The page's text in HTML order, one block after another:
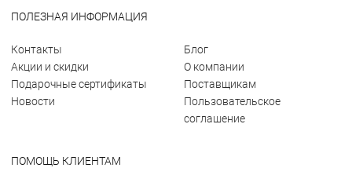
ПОЛЕЗНАЯ ИНФОРМАЦИЯ
Контакты
Акции и скидки
Подарочные сертификаты
Новости
Блог
О компании
Поставщикам
Пользовательское
соглашение
ПОМОЩЬ КЛИЕНТАМ